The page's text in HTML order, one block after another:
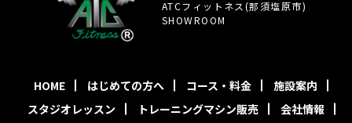
ATCフィットネス(那須塩原市)
SHOWROOM
HOME はじめての方へ コース・料金
施設案内
スタジオレッスン
トレーニングマシン販売
会社情報